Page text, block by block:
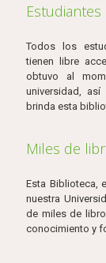
Estudiantes
Todos los
tienen libre
obtuvo al
universidad,
brinda esta
Miles de
Esta Biblioteca,
nuestra
de miles de
conocimiento y